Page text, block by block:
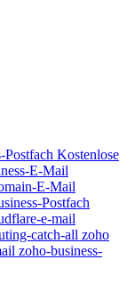
Postfach Kostenlose
E-Mail
E-Mail
Postfach
e-mail
catch-all zoho
zoho-business-